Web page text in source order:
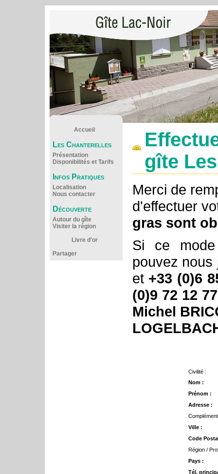
Accueil
Les Chanterelles
Présentation
Disponibilités et Tarifs
Infos Pratiques
Localisation
Nous contacter
Découverte
Autour du gîte
Visiter la région
Livre d'or
Partager
gîte
Merci de
d'effectuer
gras sont
Si ce
pouvez
et +33 (0)6
(0)9 72 12
Michel
Civilité :
Nom :
Prénom :
Adresse :
Ville :
Code
Région /
Pays :
Tél.